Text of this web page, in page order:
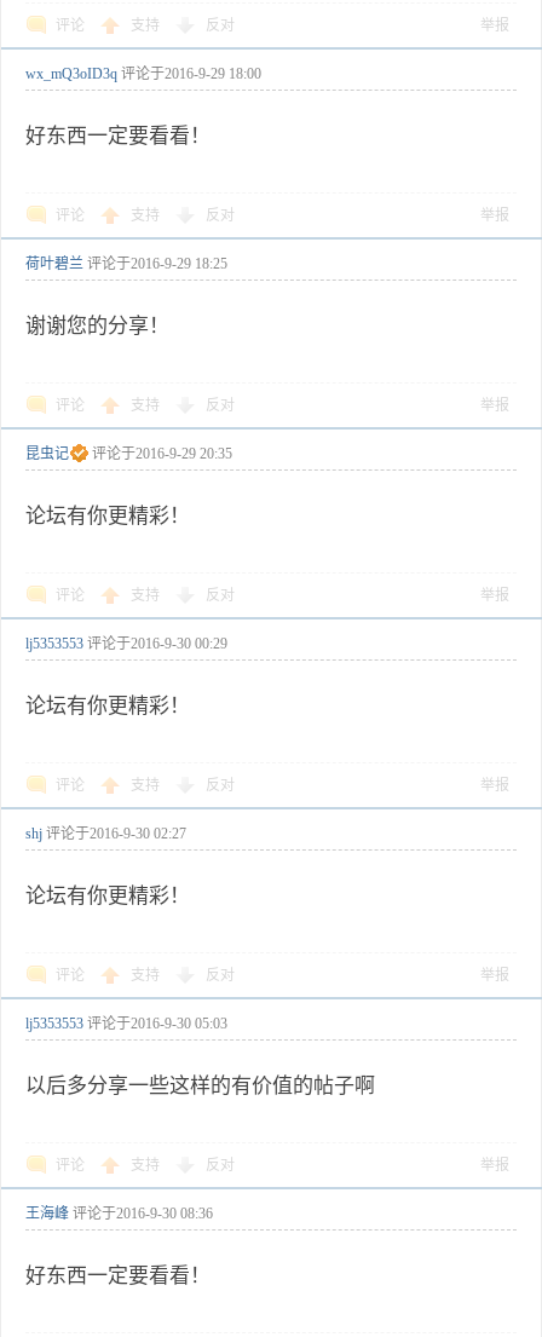
评论 支持 反对 举报
wx_mQ3oID3q 评论于2016-9-29 18:00
好东西一定要看看！
评论 支持 反对 举报
荷叶碧兰 评论于2016-9-29 18:25
谢谢您的分享！
评论 支持 反对 举报
昆虫记 评论于2016-9-29 20:35
论坛有你更精彩！
评论 支持 反对 举报
lj5353553 评论于2016-9-30 00:29
论坛有你更精彩！
评论 支持 反对 举报
shj 评论于2016-9-30 02:27
论坛有你更精彩！
评论 支持 反对 举报
lj5353553 评论于2016-9-30 05:03
以后多分享一些这样的有价值的帖子啊
评论 支持 反对 举报
王海峰 评论于2016-9-30 08:36
好东西一定要看看！